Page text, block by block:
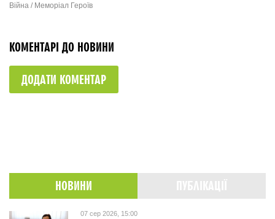
Війна / Меморіал Героїв
КОМЕНТАРІ ДО НОВИНИ
ДОДАТИ КОМЕНТАР
НОВИНИ
07 сер 2026, 15:00